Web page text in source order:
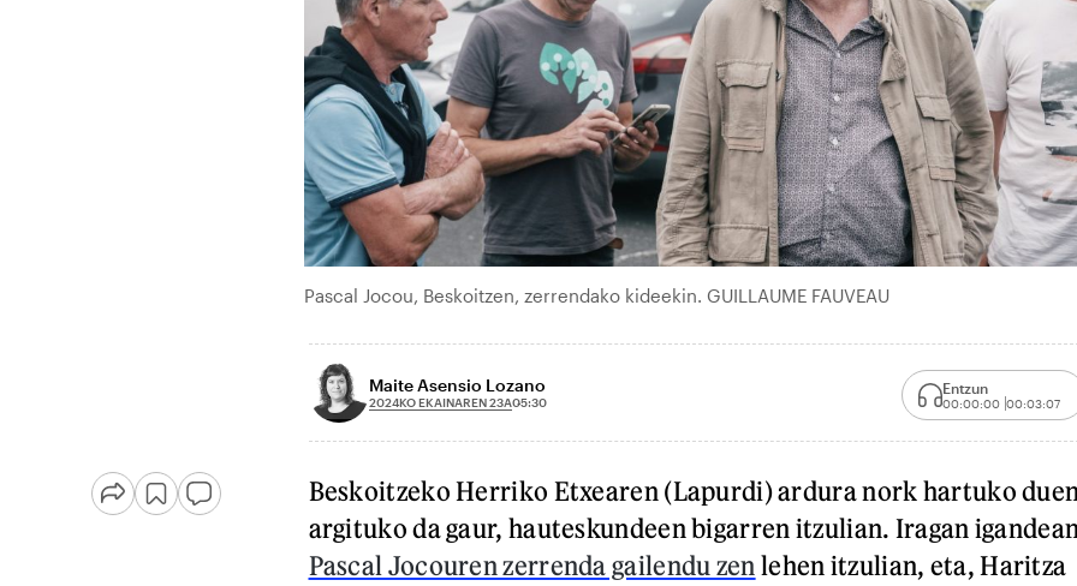
Pascal Jocou, Beskoitzen, zerrendako kideekin. GUILLAUME FAUVEAU
Maite Asensio Lozano
2024KO EKAINAREN 23A05:30
Entzun
00:00:00 00:03:07
Beskoitzeko Herriko Etxearen (Lapurdi) ardura nork hartuko
argituko da gaur, hauteskundeen bigarren itzulian. Iragan
Pascal Jocouren zerrenda gailendu zen lehen itzulian, eta, Haritza